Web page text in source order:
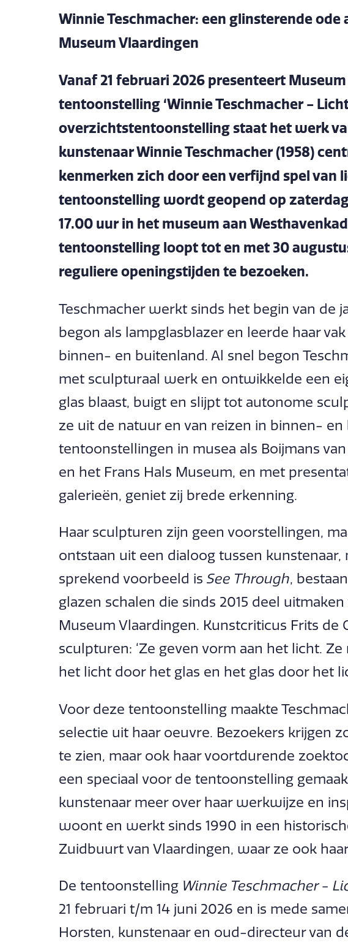
Winnie Teschmacher: een glinsterende ode
Museum Vlaardingen
Vanaf 21 februari 2026 presenteert
tentoonstelling ‘Winnie Teschmacher -
overzichtstentoonstelling staat het werk
kunstenaar Winnie Teschmacher (1958)
kenmerken zich door een verfijnd spel van
tentoonstelling wordt geopend op
17.00 uur in het museum aan
tentoonstelling loopt tot en met 30
reguliere openingstijden te bezoeken.
Teschmacher werkt sinds het begin van de
begon als lampglasblazer en leerde haar
binnen- en buitenland. Al snel begon
met sculpturaal werk en ontwikkelde een
glas blaast, buigt en slijpt tot autonome
ze uit de natuur en van reizen in binnen-
tentoonstellingen in musea als Boijmans
en het Frans Hals Museum, en met
galerieën, geniet zij brede erkenning.
Haar sculpturen zijn geen voorstellingen,
ontstaan uit een dialoog tussen kunstenaar,
sprekend voorbeeld is See Through,
glazen schalen die sinds 2015 deel
Museum Vlaardingen. Kunstcriticus Frits de
sculpturen: ‘Ze geven vorm aan het licht.
het licht door het glas en het glas door het
Voor deze tentoonstelling maakte
selectie uit haar oeuvre. Bezoekers krijgen
te zien, maar ook haar voortdurende
een speciaal voor de tentoonstelling
kunstenaar meer over haar werkwijze en
woont en werkt sinds 1990 in een
Zuidbuurt van Vlaardingen, waar ze ook
De tentoonstelling Winnie Teschmacher -
21 februari t/m 14 juni 2026 en is mede
Horsten, kunstenaar en oud-directeur van